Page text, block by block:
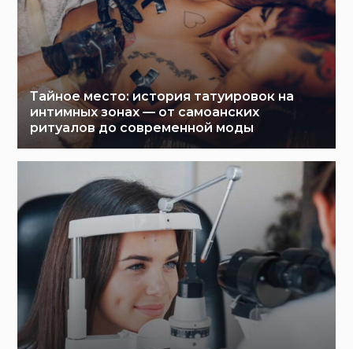
Тайное место: история татуировок на
интимных зонах — от самоанских
ритуалов до современной моды